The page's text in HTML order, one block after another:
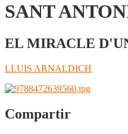
SANT
EL MIRACLE
LLUIS ARNALDICH
Compartir